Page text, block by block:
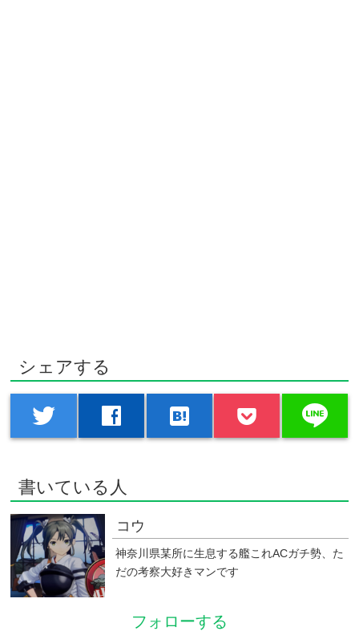
シェアする
twitter facebook hatenabookmark line
書いている人
コウ
神奈川県某所に生息する艦これACガチ勢、た
だの考察大好きマンです
フォローする